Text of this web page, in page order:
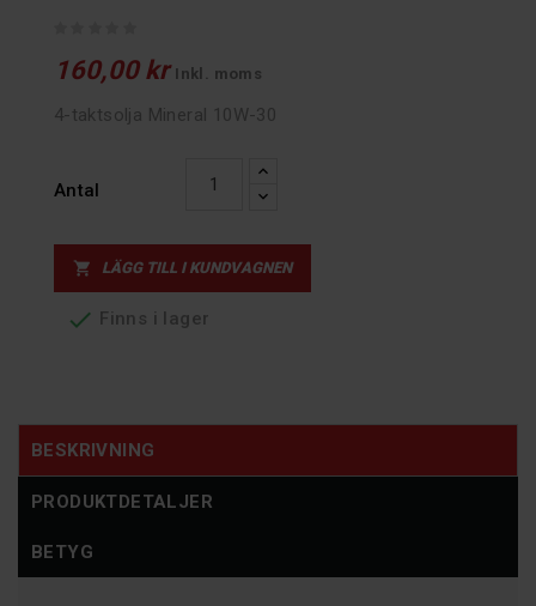
160,00 kr Inkl. moms
4-taktsolja Mineral 10W-30
Antal
 LÄGG TILL I KUNDVAGNEN
 Finns i lager
BESKRIVNING
PRODUKTDETALJER
BETYG